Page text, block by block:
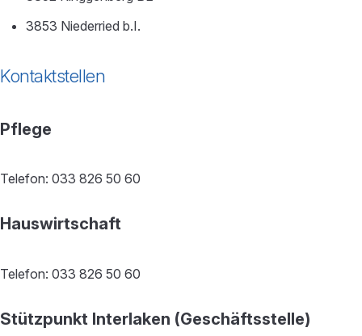
3853 Niederried b.I.
Kontaktstellen
Pflege
Telefon: 033 826 50 60
Hauswirtschaft
Telefon: 033 826 50 60
Stützpunkt Interlaken (Geschäftsstelle)